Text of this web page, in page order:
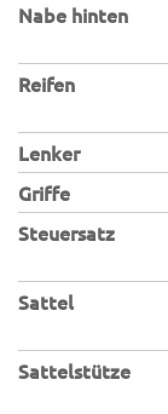
Nabe hinten
Reifen
Lenker
Griffe
Steuersatz
Sattel
Sattelstütze